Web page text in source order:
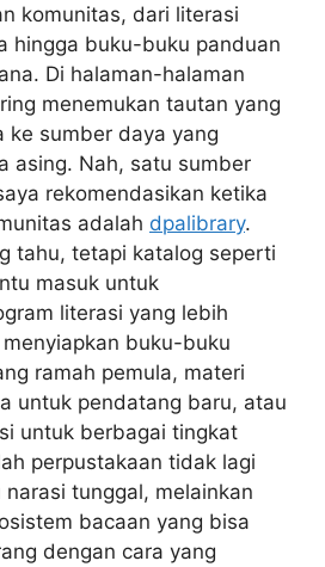
komunitas, dari literasi
hingga buku-buku panduan
Di halaman-halaman
menemukan tautan yang
ke sumber daya yang
asing. Nah, satu sumber
rekomendasikan ketika
adalah dpalibrary.
tahu, tetapi katalog seperti
masuk untuk
literasi yang lebih
buku-buku
ramah pemula, materi
untuk pendatang baru, atau
untuk berbagai tingkat
perpustakaan tidak lagi
tunggal, melainkan
bacaan yang bisa
dengan cara yang